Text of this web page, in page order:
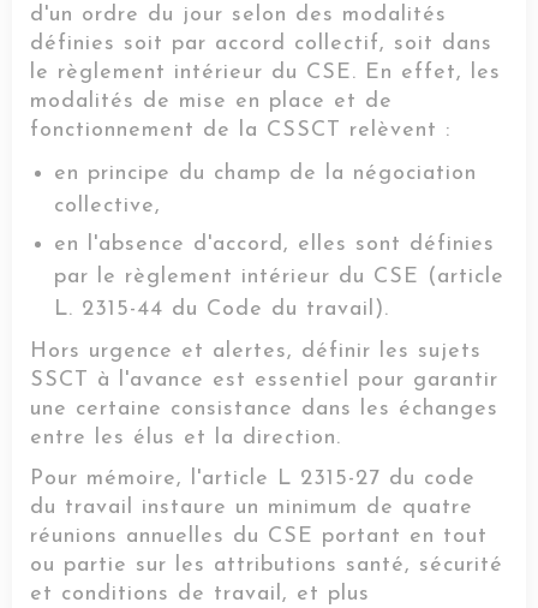
d'un ordre du jour selon des modalités
définies soit par accord collectif, soit dans
le règlement intérieur du CSE. En effet, les
modalités de mise en place et de
fonctionnement de la CSSCT relèvent :
en principe du champ de la négociation
collective,
en l'absence d'accord, elles sont définies
par le règlement intérieur du CSE (article
L. 2315-44 du Code du travail).
Hors urgence et alertes, définir les sujets
SSCT à l'avance est essentiel pour garantir
une certaine consistance dans les échanges
entre les élus et la direction.
Pour mémoire, l'article L 2315-27 du code
du travail instaure un minimum de quatre
réunions annuelles du CSE portant en tout
ou partie sur les attributions santé, sécurité
et conditions de travail, et plus